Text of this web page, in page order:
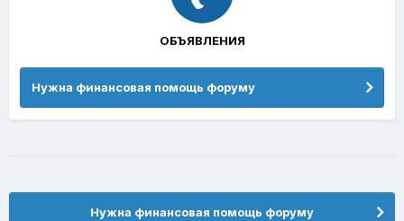
Нужна финансовая помощь форуму
ОБЪЯВЛЕНИЯ
Нужна финансовая помощь форуму